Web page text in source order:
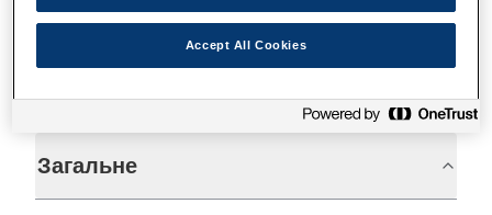
Технічні характеристики
Загальне
Accept All Cookies